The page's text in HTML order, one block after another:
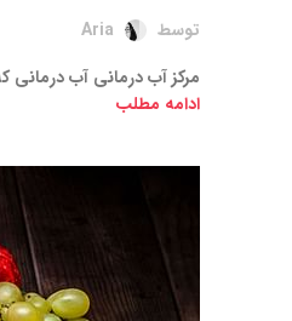
توسط
Aria
مرکز آب درمانی آب‌ درمانی
ادامه مطلب